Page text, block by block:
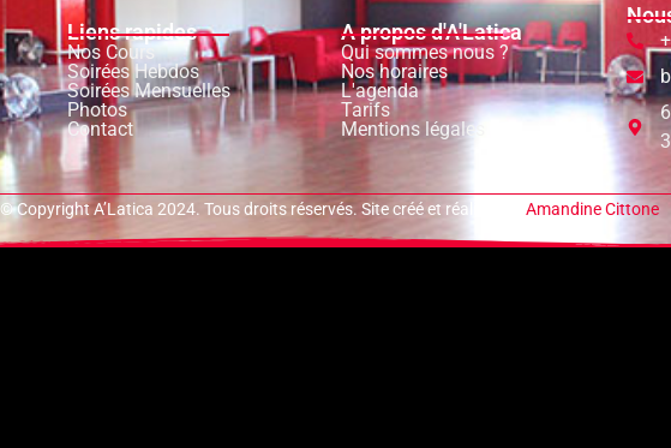
Liens rapides
Nos Cours
Soirées Hebdos
Soirées Mensuelles
Photos
Contact
A propos d'A'Latica
Qui sommes nous ?
Nos horaires
L'agenda
Tarifs
Mentions légales
© Copyright A’Latica 2024. Tous droits réservés. Site créé et réalisé par Amandine Cittone